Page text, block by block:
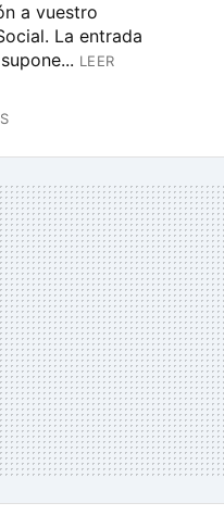
a vuestro
La entrada
LEER